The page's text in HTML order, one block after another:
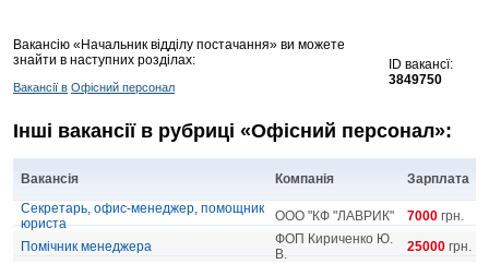
Вакансію «Начальник відділу постачання» ви можете
знайти в наступних розділах:
Вакансії в Офісний персонал
ID вакансї:
3849750
Інші вакансії в рубриці «Офісний персонал»:
Вакансія Компанія
Зарплата
Секретарь, офис-менеджер, помощник
юриста
ООО "КФ "ЛАВРИК" 7000 грн.
Помічник менеджера
ФОП Кириченко Ю.
В.
25000 грн.